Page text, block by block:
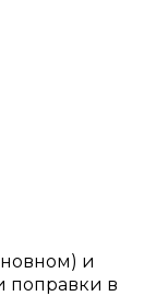
и
поправки в